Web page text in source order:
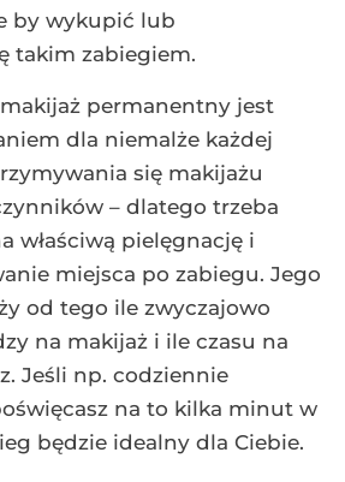
by wykupić lub
takim zabiegiem.
permanentny jest
dla niemalże każdej
się makijażu
– dlatego trzeba
właściwą pielęgnację i
miejsca po zabiegu. Jego
od tego ile zwyczajowo
na makijaż i ile czasu na
Jeśli np. codziennie
na to kilka minut w
będzie idealny dla Ciebie.